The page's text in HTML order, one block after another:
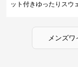
ット付きゆったりスウ
メンズ